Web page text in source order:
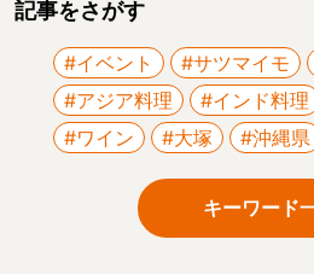
記事をさがす
#イベント #サツマイモ
#アジア料理
#インド料理
#ワイン
#大塚 #沖縄県
キーワード